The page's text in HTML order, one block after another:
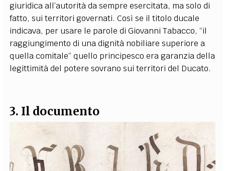
giuridica all’autorità da sempre esercitata, ma solo di
fatto, sui territori governati. Così se il titolo ducale
indicava, per usare le parole di Giovanni Tabacco, “il
raggiungimento di una dignità nobiliare superiore a
quella comitale” quello principesco era garanzia della
legittimità del potere sovrano sui territori del Ducato.
3. Il documento